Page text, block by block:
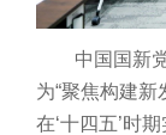
中国国新党
为“聚焦构建
在‘十四五’时